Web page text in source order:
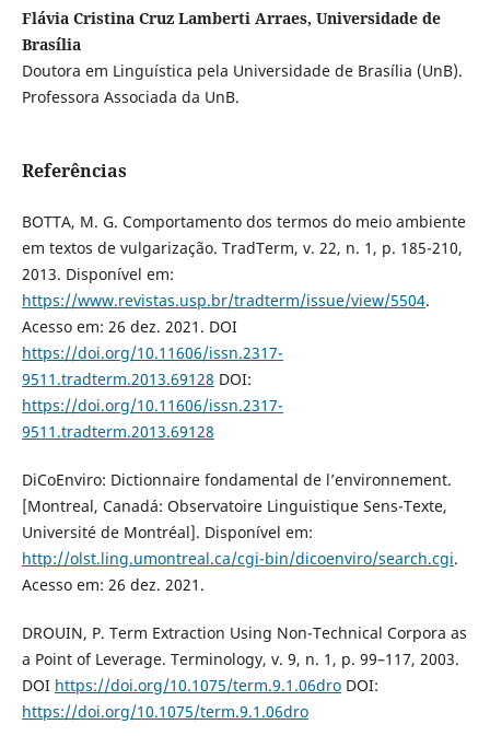
Flávia Cristina Cruz Lamberti Arraes, Universidade de
Brasília
Doutora em Linguística pela Universidade de Brasília (UnB).
Professora Associada da UnB.
Referências
BOTTA, M. G. Comportamento dos termos do meio ambiente
em textos de vulgarização. TradTerm, v. 22, n. 1, p. 185-210,
2013. Disponível em:
https://www.revistas.usp.br/tradterm/issue/view/5504.
Acesso em: 26 dez. 2021. DOI
https://doi.org/10.11606/issn.2317-
9511.tradterm.2013.69128 DOI:
https://doi.org/10.11606/issn.2317-
9511.tradterm.2013.69128
DiCoEnviro: Dictionnaire fondamental de l’environnement.
[Montreal, Canadá: Observatoire Linguistique Sens-Texte,
Université de Montréal]. Disponível em:
http://olst.ling.umontreal.ca/cgi-bin/dicoenviro/search.cgi.
Acesso em: 26 dez. 2021.
DROUIN, P. Term Extraction Using Non-Technical Corpora as
a Point of Leverage. Terminology, v. 9, n. 1, p. 99–117, 2003.
DOI https://doi.org/10.1075/term.9.1.06droDOI:
https://doi.org/10.1075/term.9.1.06dro